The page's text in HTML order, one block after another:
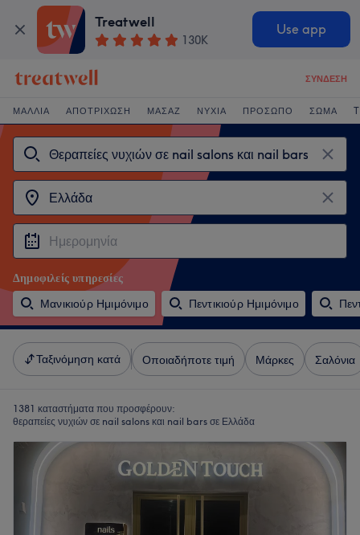
Treatwell
130K
Use app
ΣΎΝΔΕΣΗ
ΜΑΛΛΙΆ ΑΠΟΤΡΊΧΩΣΗ ΜΑΣΆΖ ΝΎΧΙΑ ΠΡΌΣΩΠΟ ΣΏΜΑ
Δημοφιλείς υπηρεσίες
Μανικιούρ Ημιμόνιμο
Πεντικιούρ Ημιμόνιμο
Ταξινόμηση κατά Οποιαδήποτε τιμή Μάρκες Σαλόνια
1381 καταστήματα που προσφέρουν:
θεραπείες νυχιών σε nail salons και nail bars σε Ελλάδα